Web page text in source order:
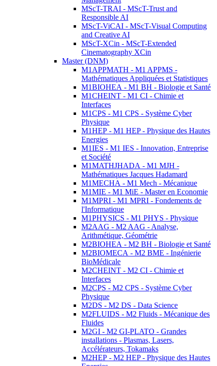
MScT-TRAI - MScT-Trust and
Responsible AI
MScT-ViCAI - MScT-Visual Computing
and Creative AI
MScT-XCin - MScT-Extended
Cinematography XCin
Master (DNM)
M1APPMATH - M1 APPMS -
Mathématiques Appliquées et Statistiques
M1BIOHEA - M1 BH - Biologie et Santé
M1CHEINT - M1 CI - Chimie et
Interfaces
M1CPS - M1 CPS - Système Cyber
Physique
M1HEP - M1 HEP - Physique des Hautes
Energies
M1IES - M1 IES - Innovation, Entreprise
et Société
M1MATHJHADA - M1 MJH -
Mathématiques Jacques Hadamard
M1MECHA - M1 Mech - Mécanique
M1MIE - M1 MiE - Master en Economie
M1MPRI - M1 MPRI - Fondements de
l'Informatique
M1PHYSICS - M1 PHYS - Physique
M2AAG - M2 AAG - Analyse,
Arithmétique, Géométrie
M2BIOHEA - M2 BH - Biologie et Santé
M2BIOMECA - M2 BME - Ingénierie
BioMédicale
M2CHEINT - M2 CI - Chimie et
Interfaces
M2CPS - M2 CPS - Système Cyber
Physique
M2DS - M2 DS - Data Science
M2FLUIDS - M2 Fluids - Mécanique des
Fluides
M2GI - M2 GI-PLATO - Grandes
installations - Plasmas, Lasers,
Accélérateurs, Tokamaks
M2HEP - M2 HEP - Physique des Hautes